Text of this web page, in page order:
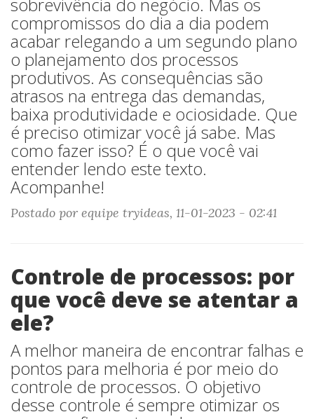
compromissos do dia a dia podem
acabar relegando a um segundo plano
o planejamento dos processos
produtivos. As consequências são
atrasos na entrega das demandas,
baixa produtividade e ociosidade. Que
é preciso otimizar você já sabe. Mas
como fazer isso? É o que você vai
entender lendo este texto.
Acompanhe!
Postado por equipe tryideas, 11-01-2023 - 02:41
Controle de processos: por
que você deve se atentar a
ele?
A melhor maneira de encontrar falhas e
pontos para melhoria é por meio do
controle de processos. O objetivo
desse controle é sempre otimizar os